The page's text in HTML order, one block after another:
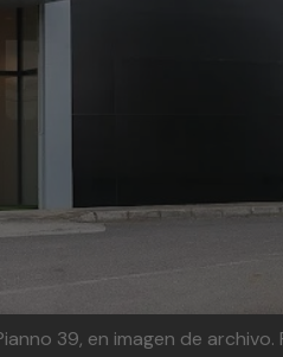
39, en imagen de archivo.